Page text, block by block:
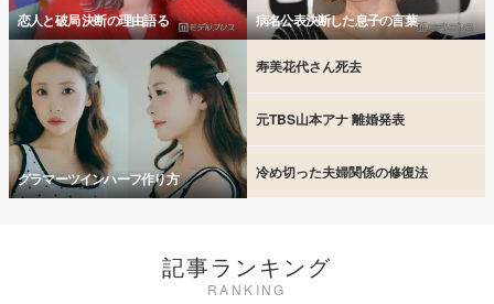
恋人と破局 決断の理由語る 病名公表決断した息子の言葉
グラマーツインハーフ作り方
寿美花代さん死去
元TBS山本アナ 離婚発表
冷め切った夫婦関係の修復法
記事ランキング
RANKING